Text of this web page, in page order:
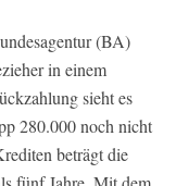
(BA)
in einem
sieht es
280.000 noch nicht
beträgt die